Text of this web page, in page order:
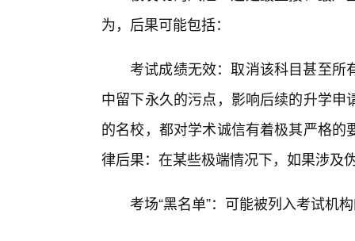
为，后果可能包括：
考试成绩无效：取消该科目甚至
中留下永久的污点，影响后续的升学
的名校，都对学术诚信有着极其严格
律后果：在某些极端情况下，如果涉及
考场“黑名单”：可能被列入考试机